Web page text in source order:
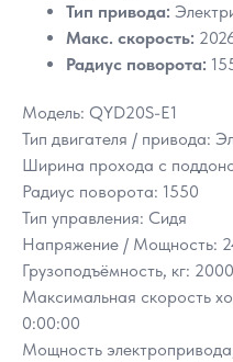
Тип привода:
Макс. скорость:
Радиус поворота:
Модель: QYD20S-E1
Тип двигателя / привода:
Ширина прохода с
Радиус поворота: 1550
Тип управления: Сидя
Напряжение / Мощность:
Грузоподъёмность, кг: 2000
Максимальная скорость
0:00:00
Мощность